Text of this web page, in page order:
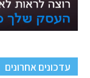
עדכונים אחרונים